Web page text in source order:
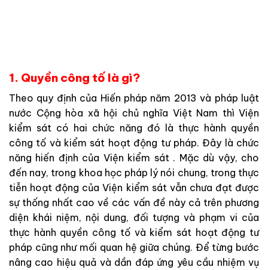
1. Quyền công tố là gì?
Theo quy định của Hiến pháp năm 2013và pháp luật
nước Cộng hòa xã hội chủ nghĩa Việt Nam thì Viện
kiểm sát có hai chức năng đó là thực hành quyền
công tố và kiểm sát hoạt động tư pháp.Đây là chức
năng hiến định của Viện kiểm sát . Mặc dù vậy, cho
đến nay, trong khoa học pháp lý nói chung, trong thực
tiễn hoạt động củaViện kiểm sát vẫn chưa đạt được
sự thống nhất caovề các vấn đề này cả trên phương
diện khái niệm, nội dung, đối tượng và phạm vi của
thực hành quyền công tố và kiểm sát hoạt động tư
pháp cũng như mối quan hệ giữa chúng. Để từng bước
nâng cao hiệu quả và dần đáp ứng yêu cầu nhiệmvụ